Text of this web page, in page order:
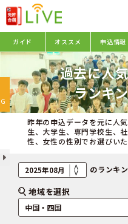
ガイド オススメ 申込情報
過去に人
ランキ
昨年の申込データを元に人
生、大学生、専門学校生、
性、女性の性別でお選びいた
のランキ
地域を選択